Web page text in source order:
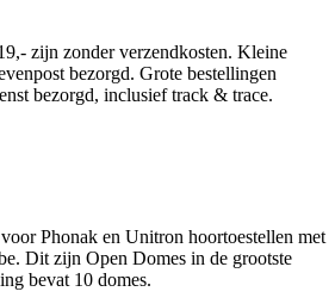
zijn zonder verzendkosten. Kleine
bezorgd. Grote bestellingen
bezorgd, inclusief track & trace.
Phonak en Unitron hoortoestellen met
Dit zijn Open Domes in de grootste
bevat 10 domes.